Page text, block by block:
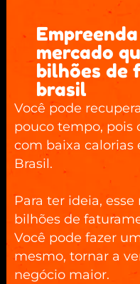
mercado
bilhões de
brasil
Você pode
pouco tempo, pois
com baixa calorias
Brasil.
Para ter ideia,
bilhões de
Você pode fazer
mesmo, tornar a
negócio maior.